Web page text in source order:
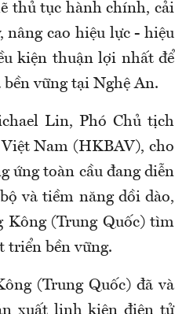
thủ tục hành chính, cải
cao hiệu lực - hiệu
kiện thuận lợi nhất để
vững tại Nghệ An.
Lin, Phó Chủ tịch
Nam (HKBAV), cho
ứng toàn cầu đang diễn
và tiềm năng dồi dào,
Kông (Trung Quốc) tìm
triển bền vững.
(Trung Quốc) đã và
xuất linh kiện điện tử